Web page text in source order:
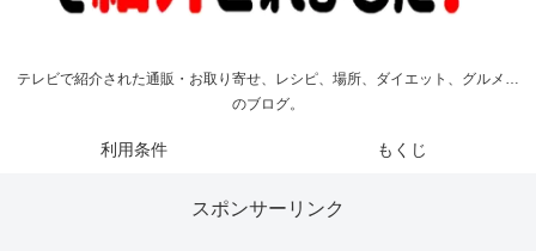
テレビで紹介された通販・お取り寄せ、レシピ、場所、ダイエット、グルメ…
のブログ。
利用条件 もくじ
スポンサーリンク